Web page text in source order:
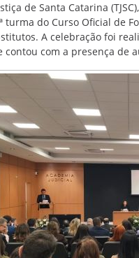
de Santa Catarina
turma do Curso Oficial de
A celebração foi
contou com a presença de